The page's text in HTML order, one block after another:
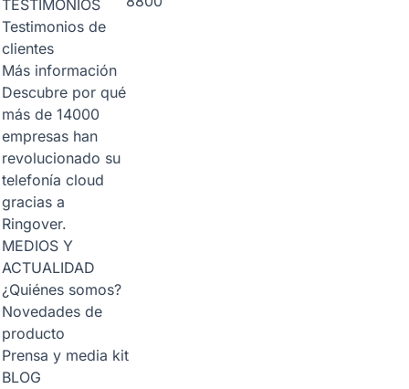
TESTIMONIOS
Testimonios de
clientes
Más información
Descubre por qué
más de 14000
empresas han
revolucionado su
telefonía cloud
gracias a
Ringover.
MEDIOS Y
ACTUALIDAD
¿Quiénes somos?
Novedades de
producto
Prensa y media kit
BLOG